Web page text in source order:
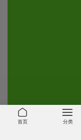
首页 分类